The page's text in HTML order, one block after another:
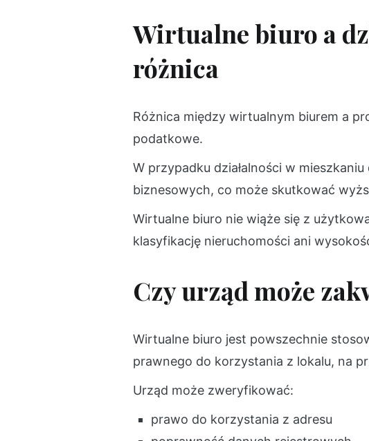
Wirtualne biuro a
różnica
Różnica między wirtualnym biurem a
podatkowe.
W przypadku działalności w
biznesowych, co może skutkować
Wirtualne biuro nie wiąże się z
klasyfikację nieruchomości ani
Czy urząd może
Wirtualne biuro jest powszechnie
prawnego do korzystania z lokalu, na
Urząd może zweryfikować:
prawo do korzystania z adresu